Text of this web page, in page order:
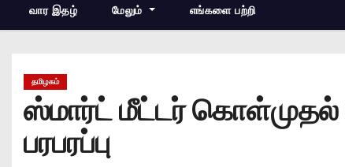
வார இதழ் மேலும் எங்களை பற்றி
தமிழகம்
ஸ்மார்ட் மீட்டர் கொள்முதல்
பரபரப்பு